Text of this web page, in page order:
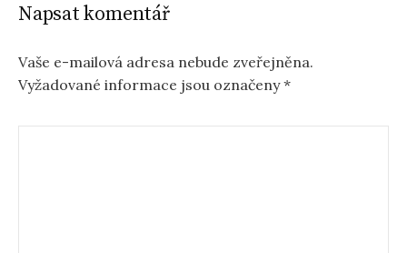
Napsat komentář
Vaše e-mailová adresa nebude zveřejněna.
Vyžadované informace jsou označeny*